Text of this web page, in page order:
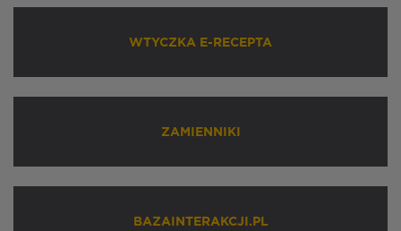
WTYCZKA E-RECEPTA
ZAMIENNIKI
BAZAINTERAKCJI.PL